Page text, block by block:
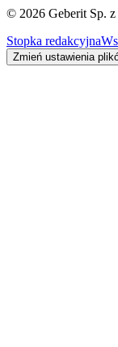
© 2026 Geberit Sp. z
Stopka redakcyjna
Zmień ustawienia